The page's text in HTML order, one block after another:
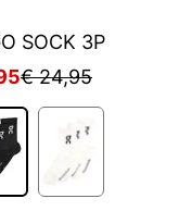
SOCK 3P
€ 24,95